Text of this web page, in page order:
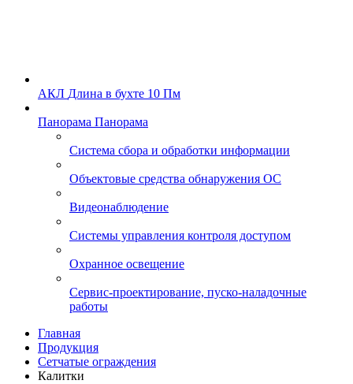
АКЛ Длина в бухте 10 Пм
Панорама Панорама
Система сбора и обработки информации
Объектовые средства обнаружения ОС
Видеонаблюдение
Системы управления контроля доступом
Охранное освещение
Сервис-проектирование, пуско-наладочные
работы
Главная
Продукция
Сетчатые ограждения
Калитки